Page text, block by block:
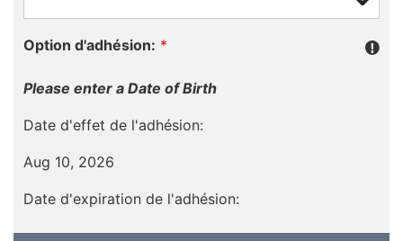
Option d'adhésion: *
Please enter a Date of Birth
Date d'effet de l'adhésion:
Aug 10, 2026
Date d'expiration de l'adhésion: